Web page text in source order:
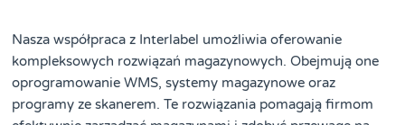
Nasza współpraca z Interlabel umożliwia oferowanie
kompleksowych rozwiązań magazynowych. Obejmują one
oprogramowanie WMS, systemy magazynowe oraz
programy ze skanerem. Te rozwiązania pomagają firmom